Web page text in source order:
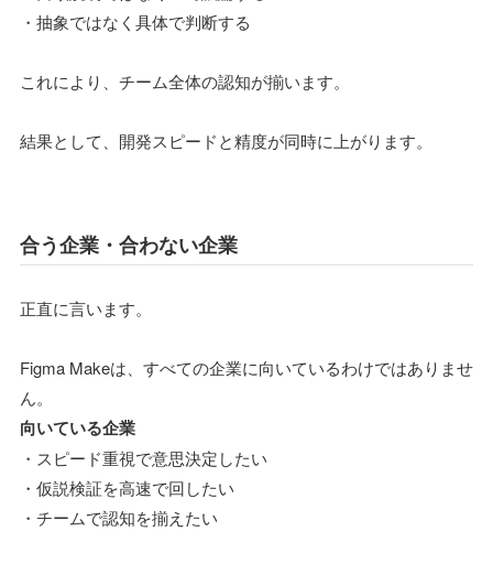
・抽象ではなく具体で判断する
これにより、チーム全体の認知が揃います。
結果として、開発スピードと精度が同時に上がります。
合う企業・合わない企業
正直に言います。
Figma Makeは、すべての企業に向いているわけではありませ
ん。
向いている企業
・スピード重視で意思決定したい
・仮説検証を高速で回したい
・チームで認知を揃えたい